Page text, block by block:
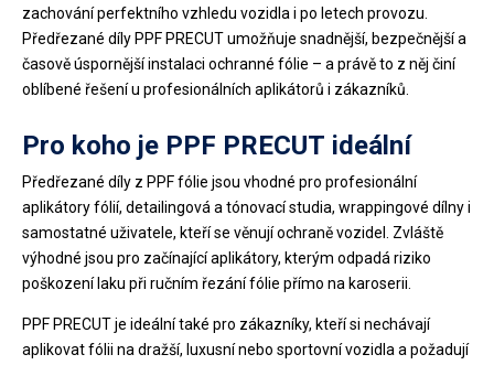
zachování perfektního vzhledu vozidla i po letech provozu.
Předřezané díly PPF PRECUT umožňuje snadnější, bezpečnější a
časově úspornější instalaci ochranné fólie – a právě to z něj činí
oblíbené řešení u profesionálních aplikátorů i zákazníků.
Pro koho je PPF PRECUT ideální
Předřezané díly z PPF fólie jsou vhodné pro profesionální
aplikátory fólií, detailingová a tónovací studia, wrappingové dílny i
samostatné uživatele, kteří se věnují ochraně vozidel. Zvláště
výhodné jsou pro začínající aplikátory, kterým odpadá riziko
poškození laku při ručním řezání fólie přímo na karoserii.
PPF PRECUT je ideální také pro zákazníky, kteří si nechávají
aplikovat fólii na dražší, luxusní nebo sportovní vozidla a požadují